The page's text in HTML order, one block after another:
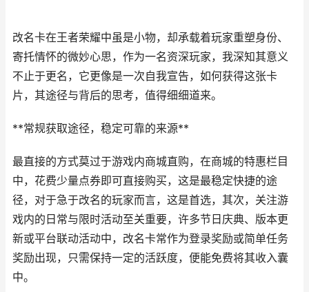
改名卡在王者荣耀中虽是小物，却承载着玩家重塑身份、
寄托情怀的微妙心思，作为一名资深玩家，我深知其意义
不止于更名，它更像是一次自我宣告，如何获得这张卡
片，其途径与背后的思考，值得细细道来。
**常规获取途径，稳定可靠的来源**
最直接的方式莫过于游戏内商城直购，在商城的特惠栏目
中，花费少量点券即可直接购买，这是最稳定快捷的途
径，对于急于改名的玩家而言，这是首选，其次，关注游
戏内的日常与限时活动至关重要，许多节日庆典、版本更
新或平台联动活动中，改名卡常作为登录奖励或简单任务
奖励出现，只需保持一定的活跃度，便能免费将其收入囊
中。